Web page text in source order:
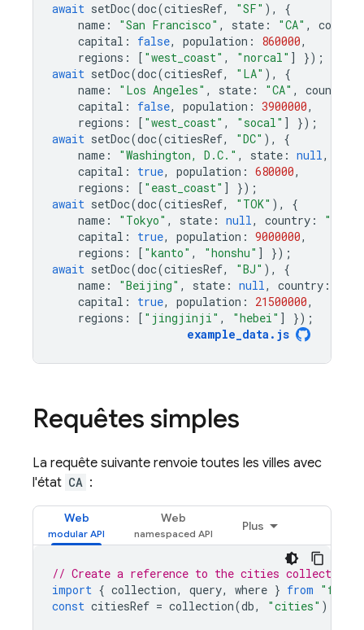
await setDoc(doc(citiesRef, "SF" ),
{
name : "San Francisco" , state : "CA" ,
country
capital : false, population : 860000,
regions : [ "west_coast" , "norcal" ]
});
await setDoc(doc(citiesRef, "LA" ),
{
name : "Los Angeles" , state : "CA" , country
capital : false, population : 3900000,
regions : [ "west_coast" , "socal" ]
});
await setDoc(doc(citiesRef, "DC" ),
{
name : "Washington, D.C." , state : null,
capital : true, population : 680000,
regions : [ "east_coast" ]
});
await setDoc(doc(citiesRef, "TOK" ),
{
name : "Tokyo" , state : null, country :
capital : true, population : 9000000,
regions : [ "kanto" , "honshu" ]
});
await setDoc(doc(citiesRef, "BJ" ),
{
name : "Beijing" , state : null, country :
capital : true, population : 21500000,
regions : [ "jingjinji" , "hebei" ]
});
example_data . js
Requêtes simples
La requête suivante renvoie toutes les villes avec
l'état CA :
Web Web
Plus
// Create a reference to the cities collection
import { collection, query, where } from
const citiesRef = collection(db, "cities" );